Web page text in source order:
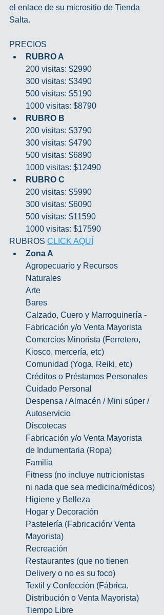
el enlace de su micrositio de Tienda
Salta.
PRECIOS
RUBRO A
200 visitas: $2990
300 visitas: $3490
500 visitas: $5190
1000 visitas: $8790
RUBRO B
200 visitas: $3790
300 visitas: $4790
500 visitas: $6890
1000 visitas: $12490
RUBRO C
200 visitas: $5990
300 visitas: $6090
500 visitas: $11590
1000 visitas: $17590
RUBROS CLICK AQUÍ
Zona A
Agropecuario y Recursos
Naturales
Arte
Bares
Calzado, Cuero y Marroquinería -
Fabricación y/o Venta Mayorista
Comercios Minorista (Ferretero,
Kiosco, mercería, etc)
Comunidad (Yoga, Reiki, etc)
Créditos o Préstamos Personales
Cuidado Personal
Despensa / Almacén / Mini súper /
Autoservicio
Discotecas
Fabricación y/o Venta Mayorista
de Indumentaria (Ropa)
Familia
Fitness (no incluye nutricionistas
ni nada que sea medicina/médicos)
Higiene y Belleza
Hogar y Decoración
Pastelería (Fabricación/ Venta
Mayorista)
Recreación
Restaurantes (que no tienen
Delivery o no es su foco)
Textil y Confección (Fábrica,
Distribución o Venta Mayorista)
Tiempo Libre